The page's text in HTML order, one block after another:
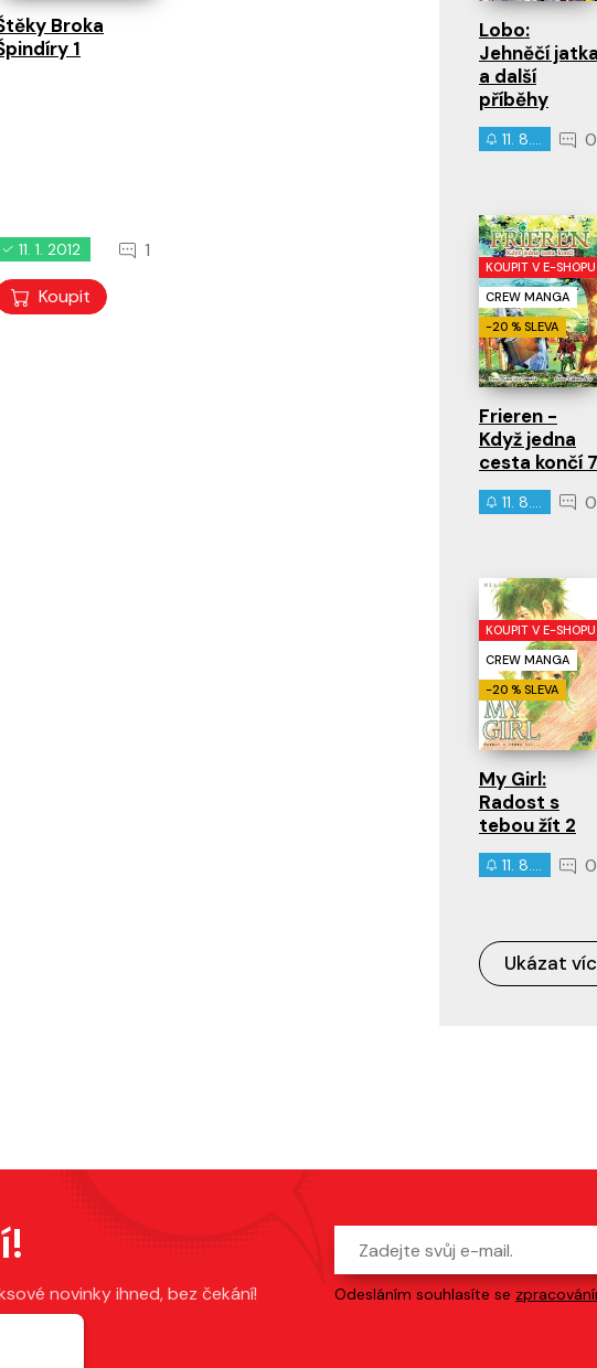
Broka
1
11. 1. 2012
1
Koupit
Lobo:
Jehněčí jatka
a další
příběhy
11. 8. 2026 0
KOUPIT V E-SHOPU
CREW MANGA
-20 % SLEVA
Frieren -
Když jedna
cesta končí 7
11. 8. 2026 0
KOUPIT V E-SHOPU
CREW MANGA
-20 % SLEVA
My Girl:
Radost s
tebou žít 2
11. 8. 2026 0
Ukázat
novinky ihned, bez čekání!
Odesláním souhlasíte se